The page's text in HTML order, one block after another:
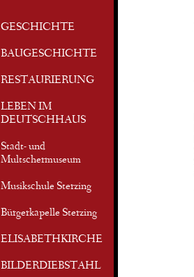
GESCHICHTE
BAUGESCHICHTE
RESTAURIERUNG
LEBEN IM
DEUTSCHHAUS
Stadt- und
Multschermuseum
Musikschule Sterzing
Bürgerkapelle Sterzing
ELISABETHKIRCHE
BILDERDIEBSTAHL